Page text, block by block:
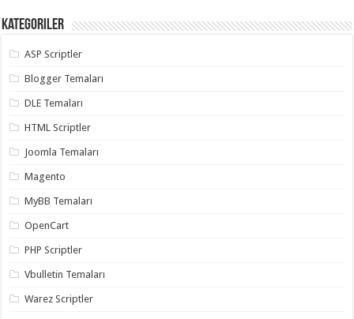
Kategoriler
ASP Scriptler
Blogger Temaları
DLE Temaları
HTML Scriptler
Joomla Temaları
Magento
MyBB Temaları
OpenCart
PHP Scriptler
Vbulletin Temaları
Warez Scriptler